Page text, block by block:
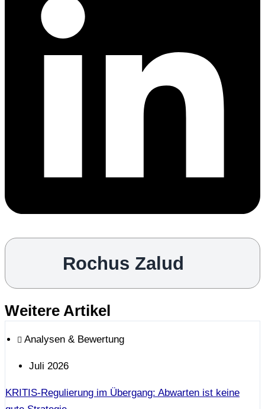
Rochus Zalud
Weitere Artikel
Analysen & Bewertung
Juli 2026
KRITIS-Regulierung im Übergang: Abwarten ist keine